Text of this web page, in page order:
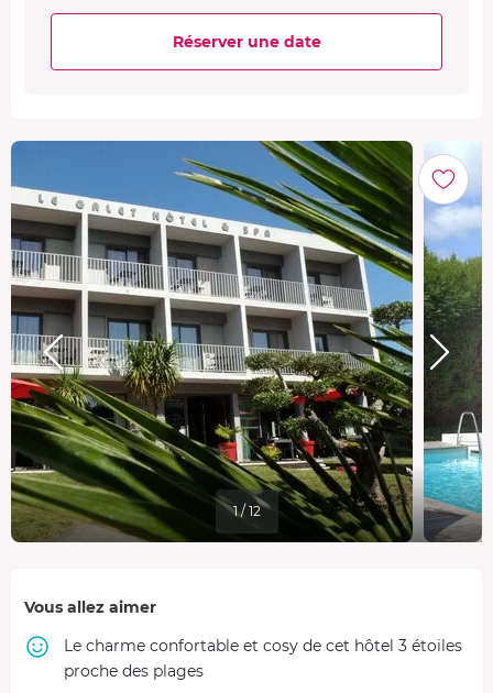
Réserver une date
1 / 12
Vous allez aimer
Le charme confortable et cosy de cet hôtel 3 étoiles
proche des plages